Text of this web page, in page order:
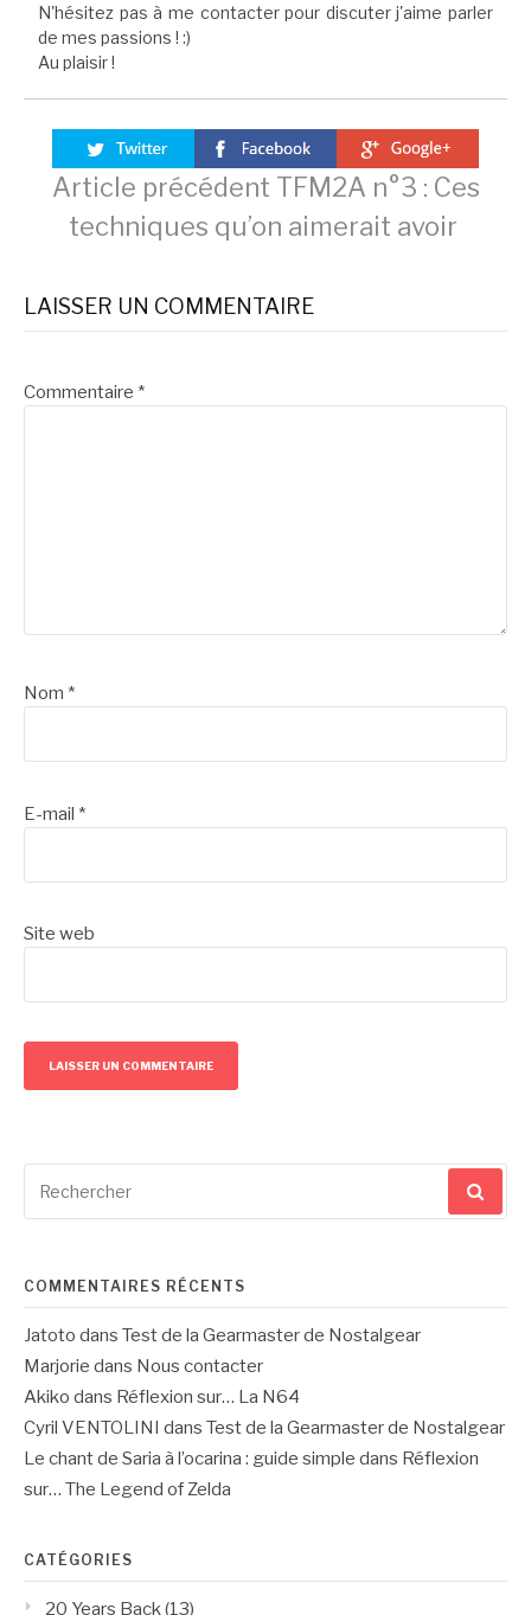
N'hésitez pas à me contacter pour discuter j'aime parler
de mes passions ! :)
Au plaisir !
Lire
la
suite
Article précédent TFM2A n°3 : Ces
techniques qu’on aimerait avoir
LAISSER UN COMMENTAIRE
Commentaire *
Nom *
E-mail *
Site web
pour
COMMENTAIRES RÉCENTS
Jatoto dans Test de la Gearmaster de Nostalgear
Marjorie dans Nous contacter
Akiko dans Réflexion sur… La N64
Cyril VENTOLINI
dans Test de la Gearmaster de Nostalgear
Le chant de Saria à l’ocarina : guide simple dans Réflexion
sur… The Legend of Zelda
CATÉGORIES
20 Years Back(13)